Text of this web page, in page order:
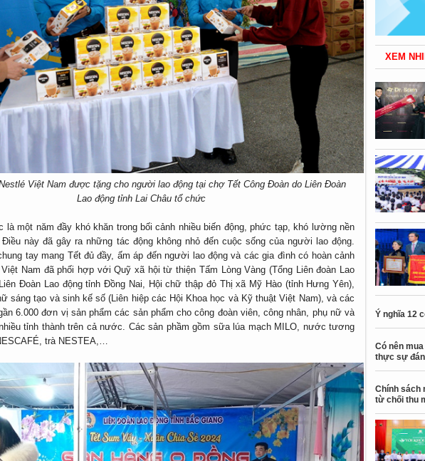
Việt Nam được tặng cho người lao động tại chợ Tết Công Đoàn do Liên Đoàn
Lao động tỉnh Lai Châu tổ chức
là một năm đầy khó khăn trong bối cảnh nhiều biến động, phức tạp, khó lường nền
này đã gây ra những tác động không nhỏ đến cuộc sống của người lao động.
tay mang Tết đủ đầy, ấm áp đến người lao động và các gia đình có hoàn cảnh
Nam đã phối hợp với Quỹ xã hội từ thiện Tấm Lòng Vàng (Tổng Liên đoàn Lao
Đoàn Lao động tỉnh Đồng Nai, Hội chữ thập đỏ Thị xã Mỹ Hào (tỉnh Hưng Yên),
sáng tạo và sinh kế số (Liên hiệp các Hội Khoa học và Kỹ thuật Việt Nam), và các
6.000 đơn vị sản phẩm các sản phẩm cho công đoàn viên, công nhân, phụ nữ và
tỉnh thành trên cả nước. Các sản phầm gồm sữa lúa mạch MILO, nước tương
trà NESTEA,…
XEM
Ý nghĩa 12
Có nên
thực sự
Chính sách
từ chối thu